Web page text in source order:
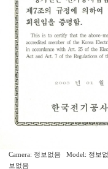
Camera: 정보없음 Model: 정보
보없음